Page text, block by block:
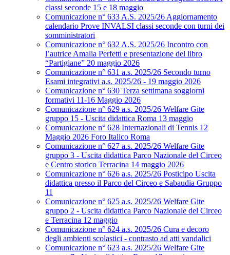
classi seconde 15 e 18 maggio
Comunicazione n° 633 A.S. 2025/26 Aggiornamento
calendario Prove INVALSI classi seconde con turni dei
somministratori
Comunicazione n° 632 A.S. 2025/26 Incontro con
l’autrice Amalia Perfetti e presentazione del libro
“Partigiane” 20 maggio 2026
Comunicazione n° 631 a.s. 2025/26 Secondo turno
Esami integrativi a.s. 2025/26 - 19 maggio 2026
Comunicazione n° 630 Terza settimana soggiorni
formativi 11-16 Maggio 2026
Comunicazione n° 629 a.s. 2025/26 Welfare Gite
gruppo 15 - Uscita didattica Roma 13 maggio
Comunicazione n° 628 Internazionali di Tennis 12
Maggio 2026 Foro Italico Roma
Comunicazione n° 627 a.s. 2025/26 Welfare Gite
gruppo 3 - Uscita didattica Parco Nazionale del Circeo
e Centro storico Terracina 14 maggio 2026
Comunicazione n° 626 a.s. 2025/26 Posticipo Uscita
didattica presso il Parco del Circeo e Sabaudia Gruppo
11
Comunicazione n° 625 a.s. 2025/26 Welfare Gite
gruppo 2 - Uscita didattica Parco Nazionale del Circeo
e Terracina 12 maggio
Comunicazione n° 624 a.s. 2025/26 Cura e decoro
degli ambienti scolastici - contrasto ad atti vandalici
Comunicazione n° 623 a.s. 2025/26 Welfare Gite